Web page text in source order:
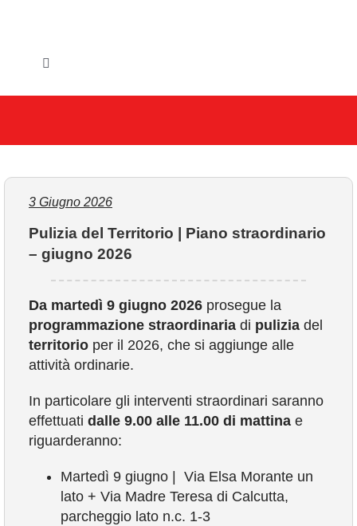
Toggle
IL COMUNE
SERVIZI E UTILITA’
AREE TEMATICHE
VIVERE VANZAGO
COMUNICAZIONE
3 Giugno 2026
Pulizia del Territorio | Piano straordinario
– giugno 2026
Da martedì 9 giugno 2026 prosegue la
programmazione straordinariadi puliziadel
territorioper il 2026, che si aggiunge alle
attività ordinarie.
In particolare gli interventi straordinari saranno
effettuati dalle 9.00 alle 11.00 di mattinae
riguarderanno:
Martedì 9 giugno | Via Elsa Morante un
lato + Via Madre Teresa di Calcutta,
parcheggio lato n.c. 1-3